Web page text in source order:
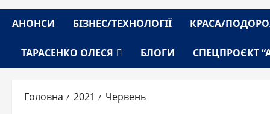
АНОНСИ БІЗНЕС/ТЕХНОЛОГІЇ КРАСА/
ТАРАСЕНКО ОЛЕСЯ БЛОГИ СПЕЦПРОЄКТ
Головна 2021 Червень